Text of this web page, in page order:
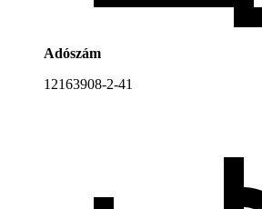
Adószám
12163908-2-41